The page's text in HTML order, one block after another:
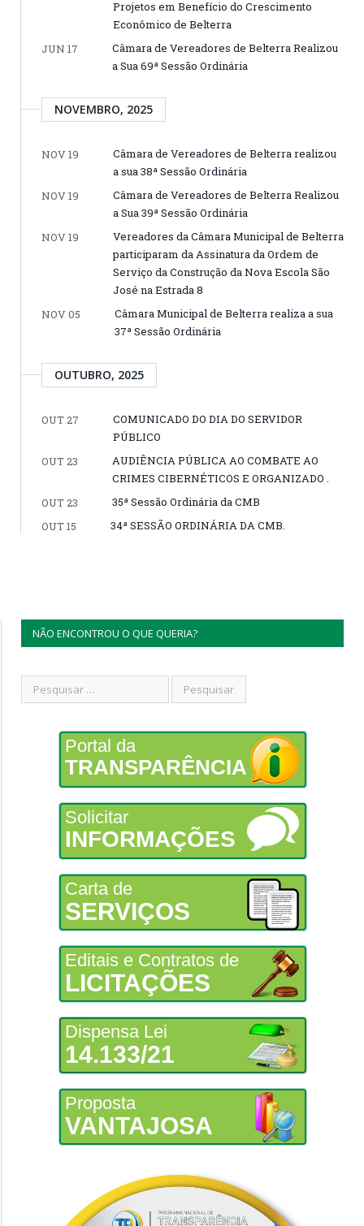
Projetos em Benefício do Crescimento
Econômico de Belterra
JUN 17
Câmara de Vereadores de Belterra Realizou
a Sua 69ª Sessão Ordinária
NOVEMBRO, 2025
NOV 19
Câmara de Vereadores de Belterra realizou
a sua 38ª Sessão Ordinária
NOV 19
Câmara de Vereadores de Belterra Realizou
a Sua 39ª Sessão Ordinária
NOV 19
Vereadores da Câmara Municipal de Belterra
participaram da Assinatura da Ordem de
Serviço da Construção da Nova Escola São
José na Estrada 8
NOV 05
Câmara Municipal de Belterra realiza a sua
37ª Sessão Ordinária
OUTUBRO, 2025
OUT 27
COMUNICADO DO DIA DO SERVIDOR
PÚBLICO
OUT 23
AUDIÊNCIA PÚBLICA AO COMBATE AO
CRIMES CIBERNÉTICOS E ORGANIZADO .
OUT 23
35ª Sessão Ordinária da CMB
OUT 15
34ª SESSÃO ORDINÁRIA DA CMB.
NÃO ENCONTROU O QUE QUERIA?
Portal da
TRANSPARÊNCIA
Solicitar
INFORMAÇÕES
Carta de
SERVIÇOS
Editais e Contratos de
LICITAÇÕES
Dispensa Lei
14.133/21
Proposta
VANTAJOSA